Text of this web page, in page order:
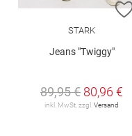
STARK
Jeans "Twiggy"
89,95 € 80,96 €
inkl. MwSt. zzgl. Versand